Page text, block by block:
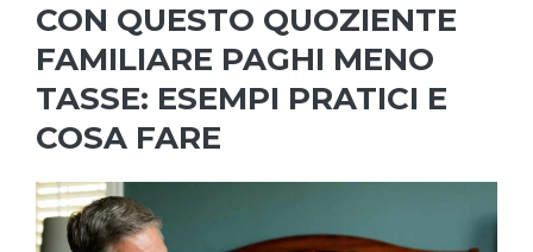
CON QUESTO QUOZIENTE
FAMILIARE PAGHI MENO
TASSE: ESEMPI PRATICI E
COSA FARE